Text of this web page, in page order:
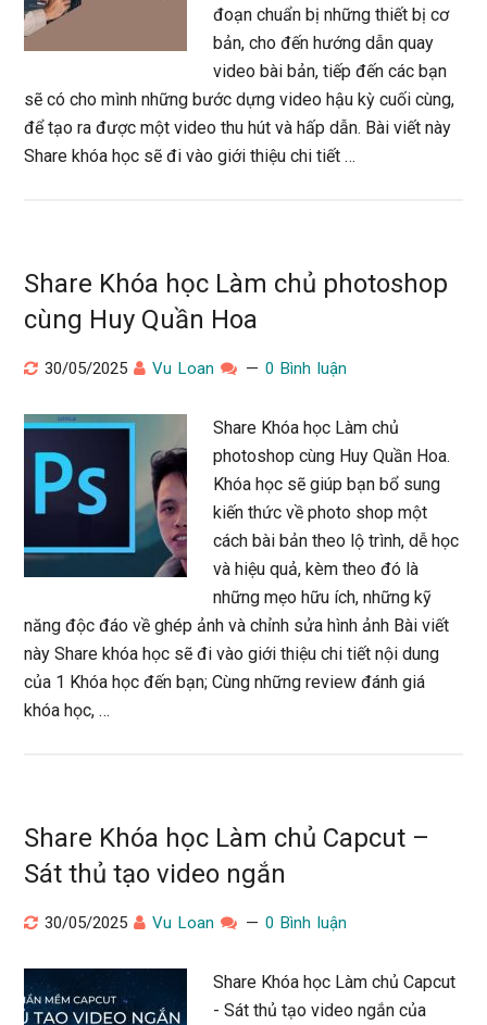
đoạn chuẩn bị những thiết bị cơ
bản, cho đến hướng dẫn quay
video bài bản, tiếp đến các bạn
sẽ có cho mình những bước dựng video hậu kỳ cuối cùng,
để tạo ra được một video thu hút và hấp dẫn. Bài viết này
Share khóa học sẽ đi vào giới thiệu chi tiết …
Share Khóa học Làm chủ photoshop
cùng Huy Quần Hoa
30/05/2025 Vu Loan 0 Bình luận
Share Khóa học Làm chủ
photoshop cùng Huy Quần Hoa.
Khóa học sẽ giúp bạn bổ sung
kiến thức về photo shop một
cách bài bản theo lộ trình, dễ học
và hiệu quả, kèm theo đó là
những mẹo hữu ích, những kỹ
năng độc đáo về ghép ảnh và chỉnh sửa hình ảnh Bài viết
này Share khóa học sẽ đi vào giới thiệu chi tiết nội dung
của 1 Khóa học đến bạn; Cùng những review đánh giá
khóa học, …
Share Khóa học Làm chủ Capcut –
Sát thủ tạo video ngắn
30/05/2025 Vu Loan 0 Bình luận
Share Khóa học Làm chủ Capcut
- Sát thủ tạo video ngắn của